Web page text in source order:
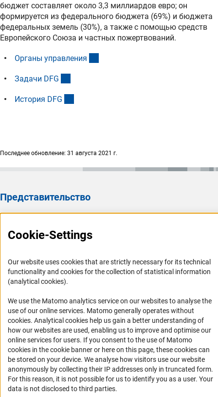
бюджет составляет около 3,3 миллиардов евро; он
формируется из федерального бюджета (69%) и бюджета
федеральных земель (30%), а также с помощью средств
Европейского Союза и частных пожертвований.
Органы управления
Задачи DFG
История DFG
Последнее обновление: 31 августа 2021 г.
Представительство
История Представительства 2003 - 2022
Органы управления
Задачи DFG
История DFG
Финансирование
Совместные конкурсы с российскими партнёрскими
организациями
Партнёры DFG в России
Часто задаваемые вопросы (FAQ)
DFG Newsletter
Cookie-Settings
Our website uses cookies that are strictly necessary for its technical
functionality and cookies for the collection of statistical information
(analytical cookies).
We use the Matomo analytics service on our websites to analyse the
use of our online services. Matomo generally operates without
cookies(Anc
. Analytical cookies help us gain a better understanding of
how our websites are used, enabling us to improve and optimise our
online services for users. If you consent to the use of Matomo
cookies in the cookie banner or here on this page, these cookies can
be stored on your device. We analyse how visitors use our website
anonymously by collecting their IP addresses only in truncated form.
For this reason, it is not possible for us to identify you as a user. Your
data is not disclosed to third parties.